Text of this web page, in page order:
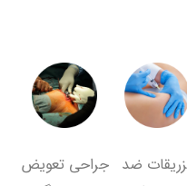
ضد جراحی تعویض